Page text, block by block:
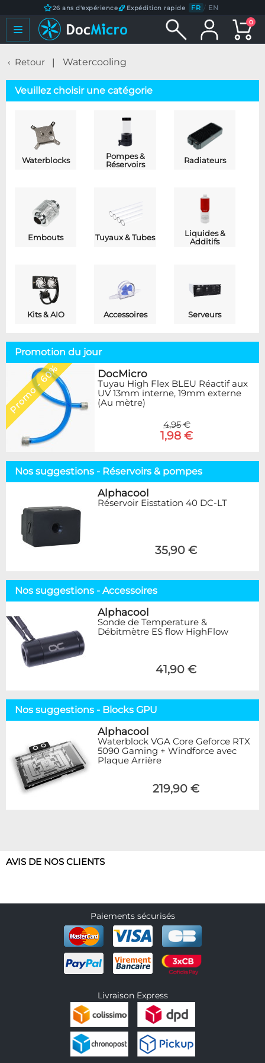
26 ans d'expérience Expédition rapide FR / EN
0
Retour Watercooling
Veuillez choisir une catégorie
Waterblocks
Pompes &
Réservoirs
Radiateurs
Embouts Tuyaux & Tubes
Liquides &
Additifs
Kits & AIO Accessoires Serveurs
Promotion du jour
Promo - 60% DocMicro
Tuyau High Flex BLEU Réactif aux
UV 13mm interne, 19mm externe
(Au mètre)
4,95 €
1,98 €
Nos suggestions - Réservoirs & pompes
Alphacool
Réservoir Eisstation 40 DC-LT
35,90 €
Nos suggestions - Accessoires
Alphacool
Sonde de Temperature &
Débitmètre ES flow HighFlow
41,90 €
Nos suggestions - Blocks GPU
Alphacool
Waterblock VGA Core Geforce RTX
5090 Gaming + Windforce avec
Plaque Arrière
219,90 €
AVIS DE NOS CLIENTS
Paiements sécurisés
Livraison Express